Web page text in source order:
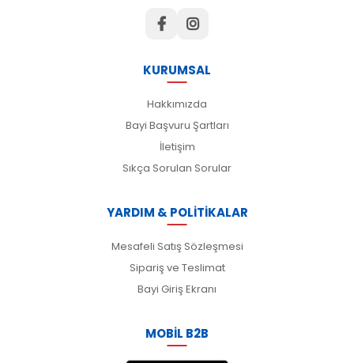
KURUMSAL
Hakkımızda
Bayi Başvuru Şartları
İletişim
Sıkça Sorulan Sorular
YARDIM & POLİTİKALAR
Mesafeli Satış Sözleşmesi
Sipariş ve Teslimat
Bayi Giriş Ekranı
MOBİL B2B